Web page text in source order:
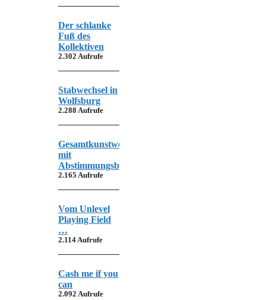
Der schlanke
Fuß des
Kollektiven
2.302 Aufrufe
Stabwechsel in
Wolfsburg
2.288 Aufrufe
Gesamtkunstwerk
mit
Abstimmungsbedarf
2.165 Aufrufe
Vom Unlevel
Playing Field
…
2.114 Aufrufe
Cash me if you
can
2.092 Aufrufe